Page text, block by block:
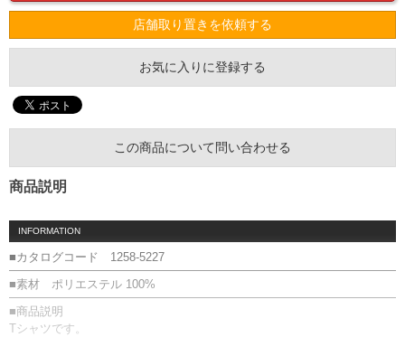
店舗取り置きを依頼する
お気に入りに登録する
この商品について問い合わせる
商品説明
INFORMATION
■カタログコード 1258-5227
■素材 ポリエステル 100%
■商品説明
Tシャツです。